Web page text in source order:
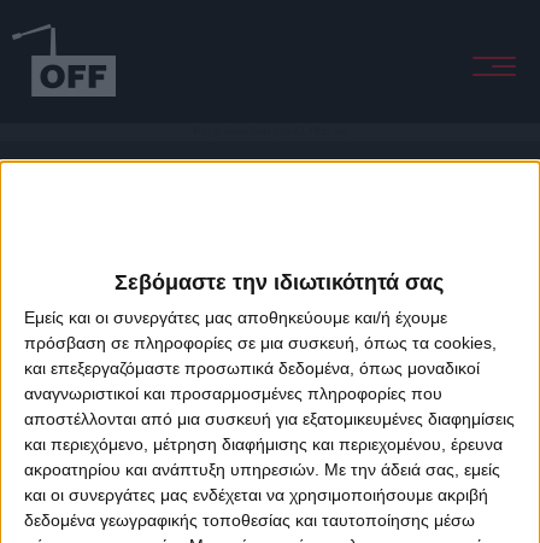
Σεβόμαστε την ιδιωτικότητά σας
Εμείς και οι συνεργάτες μας αποθηκεύουμε και/ή έχουμε
πρόσβαση σε πληροφορίες σε μια συσκευή, όπως τα cookies,
και επεξεργαζόμαστε προσωπικά δεδομένα, όπως μοναδικοί
αναγνωριστικοί και προσαρμοσμένες πληροφορίες που
αποστέλλονται από μια συσκευή για εξατομικευμένες διαφημίσεις
και περιεχόμενο, μέτρηση διαφήμισης και περιεχομένου, έρευνα
ακροατηρίου και ανάπτυξη υπηρεσιών. Με την άδειά σας, εμείς
και οι συνεργάτες μας ενδέχεται να χρησιμοποιήσουμε ακριβή
δεδομένα γεωγραφικής τοποθεσίας και ταυτοποίησης μέσω
About Offradio Business Class Terms & Conditions
Privacy Policy
Designed & developed byporcupine colors&Fotis Alexandrou